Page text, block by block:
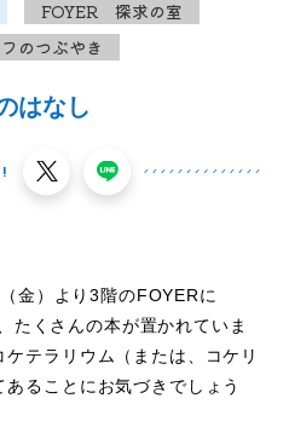
FOYER 探求の室
のつぶやき
はなし
金）より3階のFOYERに
たくさんの本が置かれていま
テラリウム（または、コケリ
ることにお気づきでしょう